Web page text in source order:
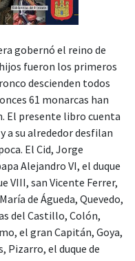
gobernó el reino de
fueron los primeros
descienden todos
61 monarcas han
El presente libro cuenta
a su alrededor desfilan
El Cid, Jorge
Alejandro VI, el duque
VIII, san Vicente Ferrer,
de Águeda, Quevedo,
del Castillo, Colón,
el gran Capitán, Goya,
Pizarro, el duque de